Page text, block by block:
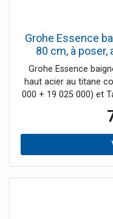
Grohe Essence
80 cm, à poser,
Grohe Essence
haut acier au titane
000 + 19 025 000) et
support de bain
avec le support de
tapis